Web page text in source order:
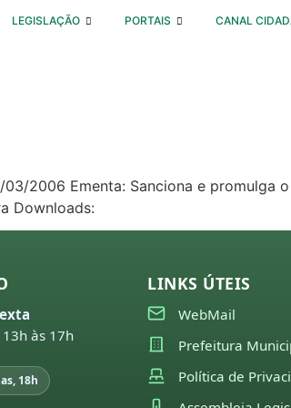
LEGISLAÇÃO PORTAIS CANAL
2006 Ementa: Sanciona e promulga
Downloads:
às 17h
18h
LINKS ÚTEIS
WebMail
Prefeitura
Política de